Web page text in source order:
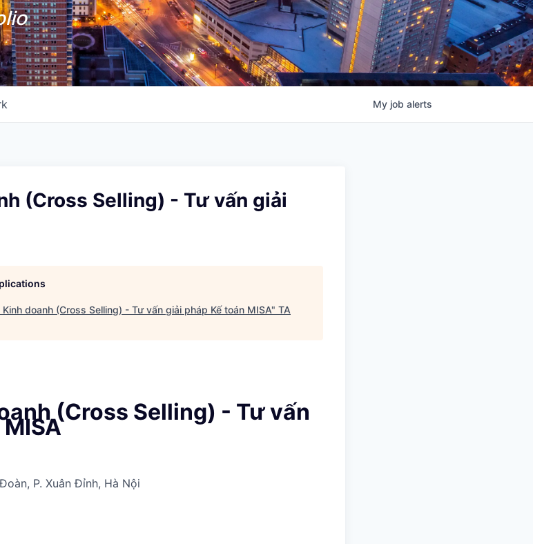
My job alerts
(Cross Selling) - Tư vấn giải
Kinh doanh (Cross Selling) - Tư vấn giải pháp Kế toán MISA" TA
(Cross Selling) - Tư vấn
P. Xuân Đỉnh, Hà Nội